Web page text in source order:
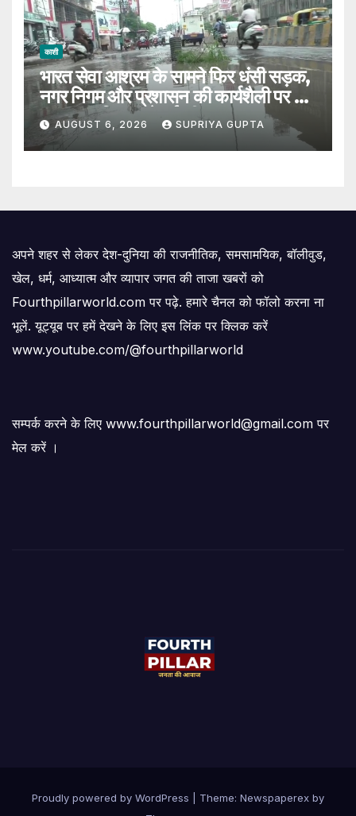
काशी
भारत सेवा आश्रम के सामने फिर धंसी सड़क,
नगर निगम और प्रशासन की कार्यशैली पर उठे
सवाल, 7 दिन पहले हुई थी मरम्मत
AUGUST 6, 2026 SUPRIYA GUPTA
अपने शहर से लेकर देश-दुनिया की राजनीतिक, समसामयिक, बॉलीवुड,
खेल, धर्म, आध्यात्म और व्यापार जगत की ताजा खबरों को
Fourthpillarworld.com पर पढ़े. हमारे चैनल को फॉलो करना ना
भूलें. यूट्यूब पर हमें देखने के लिए इस लिंक पर क्लिक करें
www.youtube.com/@fourthpillarworld
सम्पर्क करने के लिए www.fourthpillarworld@gmail.com पर
मेल करें ।
Proudly powered by WordPress
Theme: Newspaperex by